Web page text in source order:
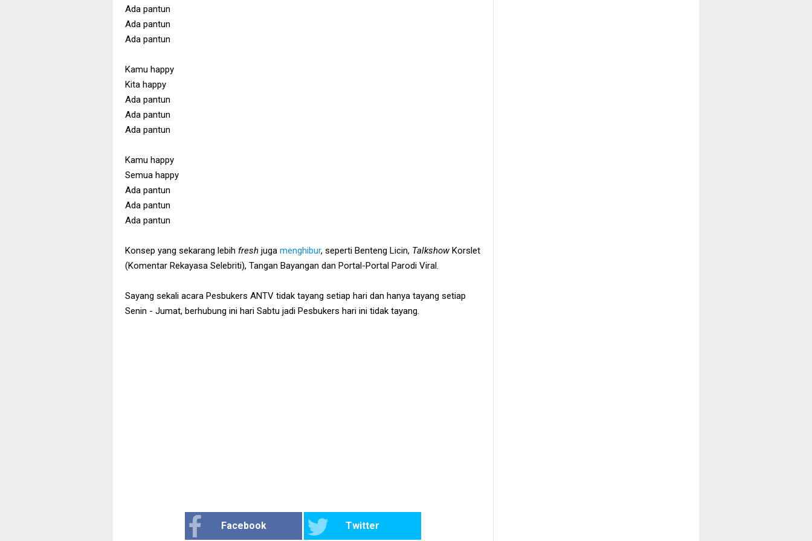
Ada pantun
Ada pantun
Ada pantun
Kamu happy
Kita happy
Ada pantun
Ada pantun
Ada pantun
Kamu happy
Semua happy
Ada pantun
Ada pantun
Ada pantun
Konsep yang sekarang lebih fresh juga menghibur, seperti Benteng Licin, Talkshow Korslet
(Komentar Rekayasa Selebriti), Tangan Bayangan dan Portal-Portal Parodi Viral.
Sayang sekali acara Pesbukers ANTV tidak tayang setiap hari dan hanya tayang setiap
Senin - Jumat, berhubung ini hari Sabtu jadi Pesbukers hari ini tidak tayang.
Facebook Twitter